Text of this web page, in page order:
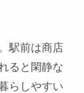
駅前は商店
ると閑静な
らしやすい